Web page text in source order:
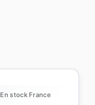
En stock France